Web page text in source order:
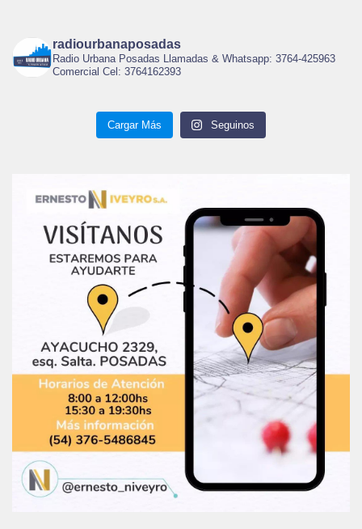
radiourbanaposadas
Radio Urbana Posadas Llamadas & Whatsapp: 3764-425963
Comercial Cel: 3764162393
Cargar Más Seguinos